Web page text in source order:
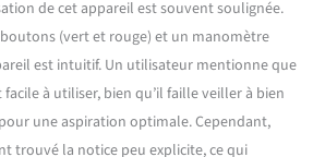
de cet appareil est souvent soulignée.
(vert et rouge) et un manomètre
est intuitif. Un utilisateur mentionne que
facile à utiliser, bien qu’il faille veiller à bien
une aspiration optimale. Cependant,
trouvé la notice peu explicite, ce qui